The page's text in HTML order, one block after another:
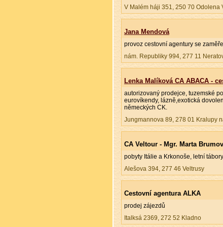
V Malém háji 351, 250 70 Odolena
Jana Mendová
provoz cestovní agentury se
nám. Republiky 994, 277 11
Lenka Malíková CA ABACA -
autorizovaný prodejce, tuzemské
eurovíkendy, lázně,exotická
německých CK.
Jungmannova 89, 278 01 Kralupy
CA Veltour - Mgr. Marta
pobyty Itálie a Krkonoše, letní
Alešova 394, 277 46 Veltrusy
Cestovní agentura ALKA
prodej zájezdů
Italksá 2369, 272 52 Kladno